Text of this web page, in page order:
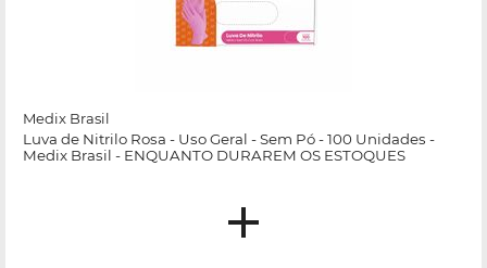
Medix Brasil
Luva de Nitrilo Rosa - Uso Geral - Sem Pó - 100 Unidades -
Medix Brasil - ENQUANTO DURAREM OS ESTOQUES